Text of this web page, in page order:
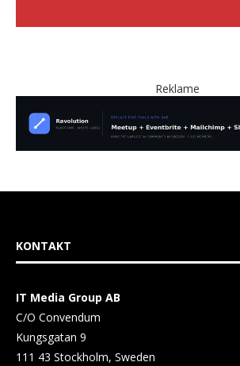
Reklame
KONTAKT
IT Media Group AB
C/O Convendum
Kungsgatan 9
111 43 Stockholm, Sweden